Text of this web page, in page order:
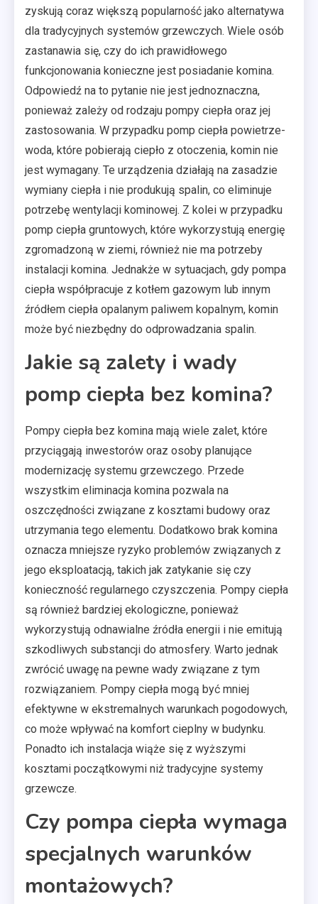
zyskują coraz większą popularność jako alternatywa
dla tradycyjnych systemów grzewczych. Wiele osób
zastanawia się, czy do ich prawidłowego
funkcjonowania konieczne jest posiadanie komina.
Odpowiedź na to pytanie nie jest jednoznaczna,
ponieważ zależy od rodzaju pompy ciepła oraz jej
zastosowania. W przypadku pomp ciepła powietrze-
woda, które pobierają ciepło z otoczenia, komin nie
jest wymagany. Te urządzenia działają na zasadzie
wymiany ciepła i nie produkują spalin, co eliminuje
potrzebę wentylacji kominowej. Z kolei w przypadku
pomp ciepła gruntowych, które wykorzystują energię
zgromadzoną w ziemi, również nie ma potrzeby
instalacji komina. Jednakże w sytuacjach, gdy pompa
ciepła współpracuje z kotłem gazowym lub innym
źródłem ciepła opalanym paliwem kopalnym, komin
może być niezbędny do odprowadzania spalin.
Jakie są zalety i wady
pomp ciepła bez komina?
Pompy ciepła bez komina mają wiele zalet, które
przyciągają inwestorów oraz osoby planujące
modernizację systemu grzewczego. Przede
wszystkim eliminacja komina pozwala na
oszczędności związane z kosztami budowy oraz
utrzymania tego elementu. Dodatkowo brak komina
oznacza mniejsze ryzyko problemów związanych z
jego eksploatacją, takich jak zatykanie się czy
konieczność regularnego czyszczenia. Pompy ciepła
są również bardziej ekologiczne, ponieważ
wykorzystują odnawialne źródła energii i nie emitują
szkodliwych substancji do atmosfery. Warto jednak
zwrócić uwagę na pewne wady związane z tym
rozwiązaniem. Pompy ciepła mogą być mniej
efektywne w ekstremalnych warunkach pogodowych,
co może wpływać na komfort cieplny w budynku.
Ponadto ich instalacja wiąże się z wyższymi
kosztami początkowymi niż tradycyjne systemy
grzewcze.
Czy pompa ciepła wymaga
specjalnych warunków
montażowych?